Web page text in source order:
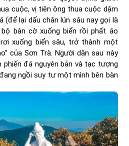
cuộc, vị tiên ông thua cuộc dậm
(để lại dấu chân lún sâu nay gọi là
bàn cờ xuống biển rồi phất áo
xuống biển sâu, trở thành một
của Sơn Trà. Người dân sau này
phiến đá nguyên bản và tạc tượng
ngồi suy tư một mình bên bàn